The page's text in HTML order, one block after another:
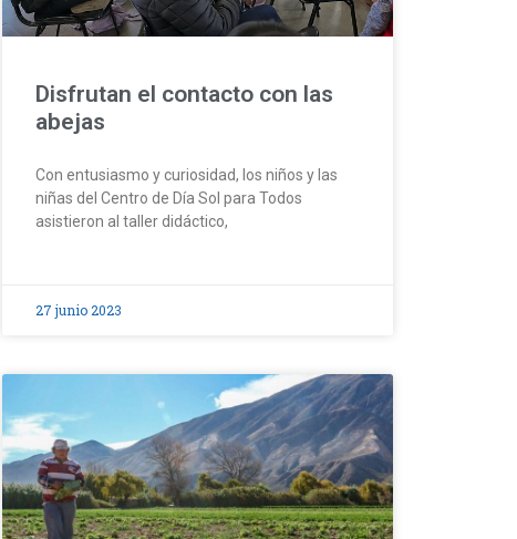
Disfrutan el contacto con las
abejas
Con entusiasmo y curiosidad, los niños y las
niñas del Centro de Día Sol para Todos
asistieron al taller didáctico,
27 junio 2023